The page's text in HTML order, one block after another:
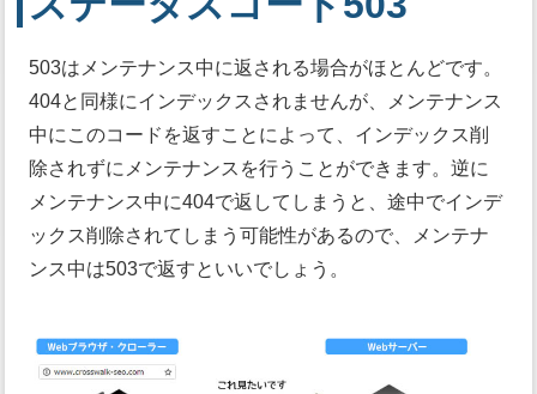
503はメンテナンス中に返される場合がほとんどです。
404と同様にインデックスされませんが、メンテナンス
中にこのコードを返すことによって、インデックス削
除されずにメンテナンスを行うことができます。逆に
メンテナンス中に404で返してしまうと、途中でインデ
ックス削除されてしまう可能性があるので、メンテナ
ンス中は503で返すといいでしょう。